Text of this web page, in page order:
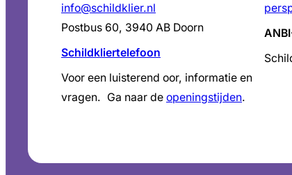
info@schildklier.nl
Postbus 60, 3940 AB Doorn
Schildkliertelefoon
Voor een luisterend oor, informatie en
vragen. Ga naar de openingstijden.